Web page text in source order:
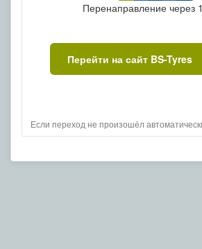
Перенаправление через
Перейти на сайт BS-Tyres
Если переход не произошёл